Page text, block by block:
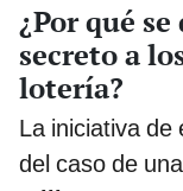
¿Por qué
secreto a
lotería?
La iniciativa de
del caso de